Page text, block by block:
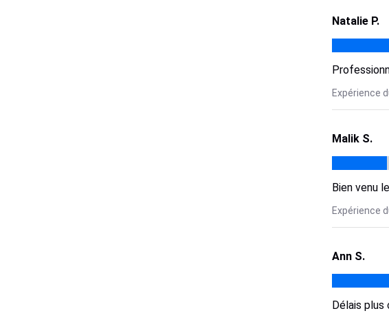
Natalie P.
Expérience
Malik S.
Bien venu
Expérience
Ann S.
Délais plus